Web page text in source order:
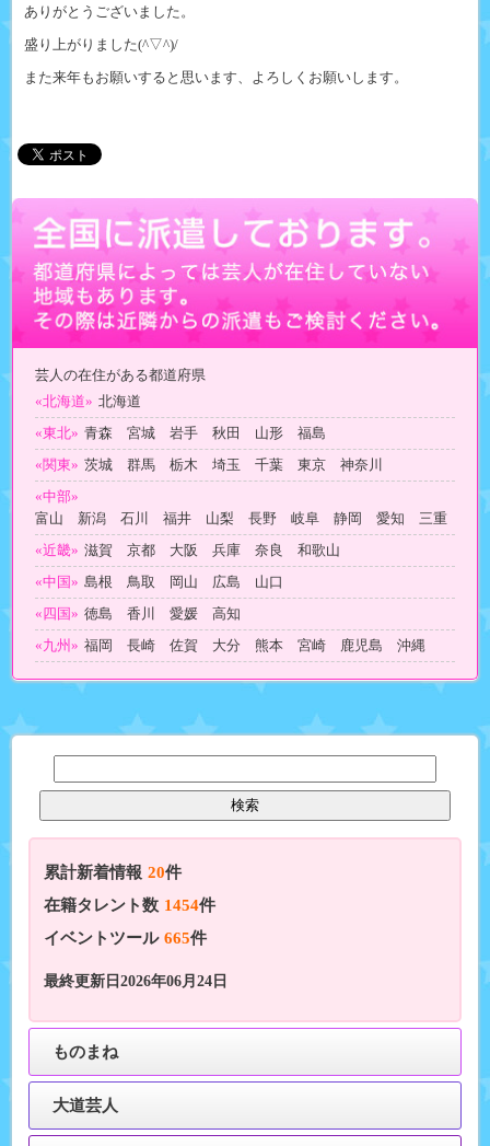
ありがとうございました。
盛り上がりました(^▽^)/
また来年もお願いすると思います、よろしくお願いします。
芸人の在住がある都道府県
«北海道» 北海道
«東北» 青森 宮城 岩手 秋田 山形 福島
«関東» 茨城 群馬 栃木 埼玉 千葉 東京 神奈川
«中部»
富山 新潟 石川 福井 山梨 長野 岐阜 静岡 愛知 三重
«近畿» 滋賀 京都 大阪 兵庫 奈良 和歌山
«中国» 島根 鳥取 岡山 広島 山口
«四国» 徳島 香川 愛媛 高知
«九州» 福岡 長崎 佐賀 大分 熊本 宮崎 鹿児島 沖縄
累計新着情報 20件
在籍タレント数 1454件
イベントツール 665件
最終更新日2026年06月24日
ものまね
大道芸人